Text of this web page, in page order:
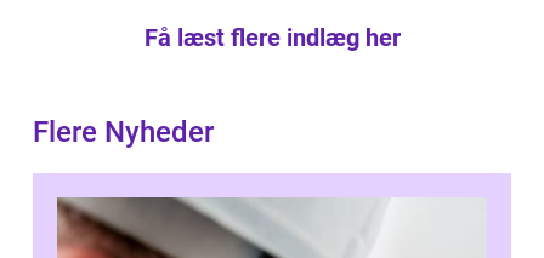
Få læst flere indlæg her
Flere Nyheder